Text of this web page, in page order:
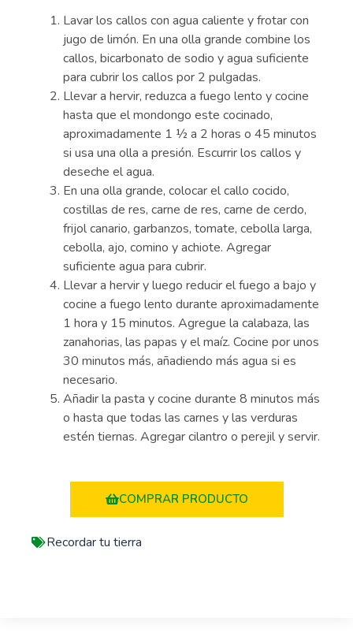
Lavar los callos con agua caliente y frotar con
jugo de limón. En una olla grande combine los
callos, bicarbonato de sodio y agua suficiente
para cubrir los callos por 2 pulgadas.
Llevar a hervir, reduzca a fuego lento y cocine
hasta que el mondongo este cocinado,
aproximadamente 1 ½ a 2 horas o 45 minutos
si usa una olla a presión. Escurrir los callos y
deseche el agua.
En una olla grande, colocar el callo cocido,
costillas de res, carne de res, carne de cerdo,
frijol canario, garbanzos, tomate, cebolla larga,
cebolla, ajo, comino y achiote. Agregar
suficiente agua para cubrir.
Llevar a hervir y luego reducir el fuego a bajo y
cocine a fuego lento durante aproximadamente
1 hora y 15 minutos. Agregue la calabaza, las
zanahorias, las papas y el maíz. Cocine por unos
30 minutos más, añadiendo más agua si es
necesario.
Añadir la pasta y cocine durante 8 minutos más
o hasta que todas las carnes y las verduras
estén tiernas. Agregar cilantro o perejil y servir.
COMPRAR PRODUCTO
Recordar tu tierra